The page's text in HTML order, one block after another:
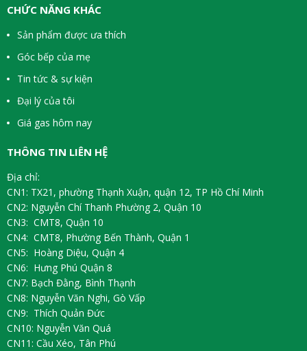
CHỨC NĂNG KHÁC
Sản phẩm được ưa thích
Góc bếp của mẹ
Tin tức & sự kiện
Đại lý của tôi
Giá gas hôm nay
THÔNG TIN LIÊN HỆ
Địa chỉ:
CN1: TX21, phường Thạnh Xuận, quận 12, TP Hồ Chí Minh
CN2: Nguyễn Chí Thanh Phường 2, Quận 10
CN3: CMT8, Quận 10
CN4: CMT8, Phường Bến Thành, Quận 1
CN5: Hoàng Diệu, Quận 4
CN6: Hưng Phú Quận 8
CN7: Bạch Đằng, Bình Thạnh
CN8: Nguyễn Văn Nghi, Gò Vấp
CN9: Thích Quản Đức
CN10: Nguyễn Văn Quá
CN11: Cầu Xéo, Tân Phú